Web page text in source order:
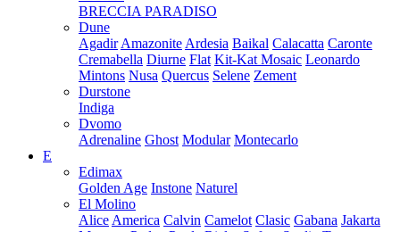
BRECCIA PARADISO
Dune
Agadir Amazonite Ardesia Baikal Calacatta Caronte
Cremabella Diurne Flat Kit-Kat Mosaic Leonardo
Mintons Nusa Quercus Selene Zement
Durstone
Indiga
Dvomo
Adrenaline Ghost Modular Montecarlo
E
Edimax
Golden Age Instone Naturel
El Molino
Alice America Calvin Camelot Clasic Gabana Jakarta